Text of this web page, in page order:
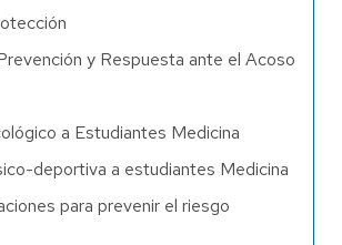
y Respuesta ante el Acoso
a Estudiantes Medicina
deportiva a estudiantes Medicina
para prevenir el riesgo